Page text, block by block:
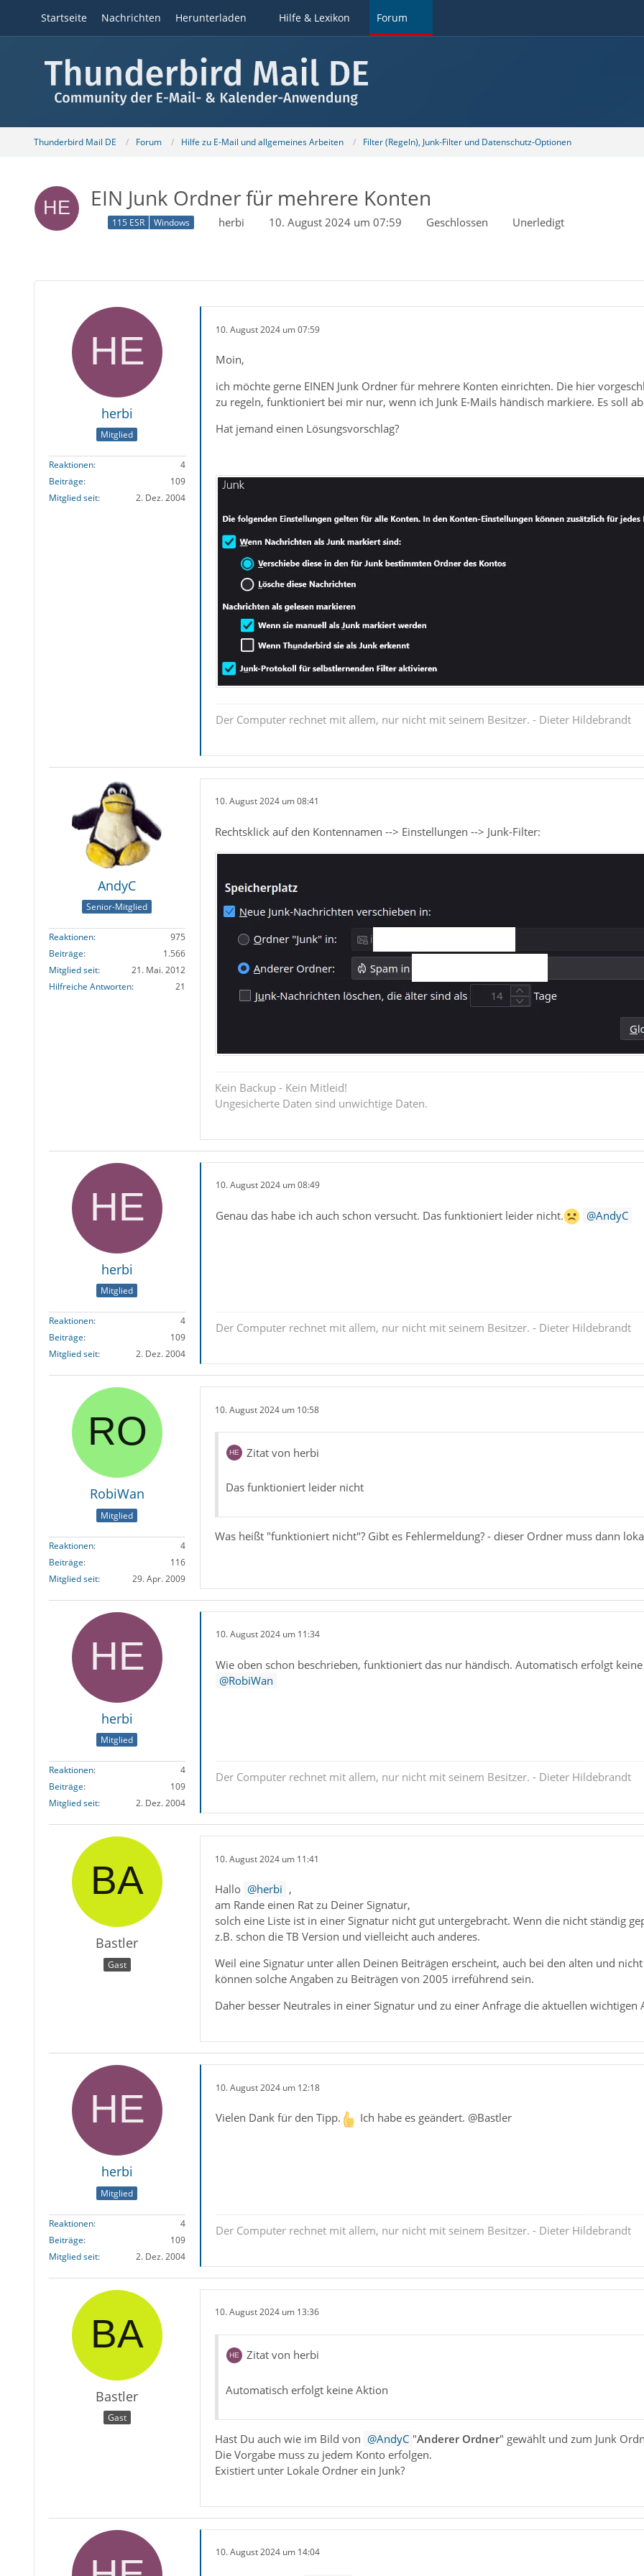
Startseite Nachrichten Herunterladen Hilfe & Lexikon Forum
Thunderbird Mail DE Forum Hilfe zu E-Mail und allgemeines Arbeiten Filter (Regeln), Junk-Filter und Datenschutz-Optionen
EIN Junk Ordner für mehrere Konten
115 ESR Windows herbi 10. August 2024 um 07:59 Geschlossen Unerledigt
herbi
Mitglied
Reaktionen
4
Beiträge
109
Mitglied seit
2. Dez. 2004
10. August 2024 um 07:59
Moin,
ich möchte gerne EINEN Junk Ordner für mehrere Konten einrichten. Die hier
zu regeln, funktioniert bei mir nur, wenn ich Junk E-Mails händisch markiere. Es soll
Hat jemand einen Lösungsvorschlag?
Der Computer rechnet mit allem, nur nicht mit seinem Besitzer. - Dieter Hildebrandt
AndyC
Senior-Mitglied
Reaktionen
975
Beiträge
1.566
Mitglied seit
21. Mai. 2012
Hilfreiche Antworten
21
10. August 2024 um 08:41
Rechtsklick auf den Kontennamen --> Einstellungen --> Junk-Filter:
Kein Backup - Kein Mitleid!
Ungesicherte Daten sind unwichtige Daten.
herbi
Mitglied
Reaktionen
4
Beiträge
109
Mitglied seit
2. Dez. 2004
10. August 2024 um 08:49
Genau das habe ich auch schon versucht. Das funktioniert leider nicht. AndyC
Der Computer rechnet mit allem, nur nicht mit seinem Besitzer. - Dieter Hildebrandt
RobiWan
Mitglied
Reaktionen
4
Beiträge
116
Mitglied seit
29. Apr. 2009
10. August 2024 um 10:58
Zitat von herbi
Das funktioniert leider nicht
Was heißt "funktioniert nicht"? Gibt es Fehlermeldung? - dieser Ordner muss dann
herbi
Mitglied
Reaktionen
4
Beiträge
109
Mitglied seit
2. Dez. 2004
10. August 2024 um 11:34
Wie oben schon beschrieben, funktioniert das nur händisch. Automatisch erfolgt
RobiWan
Der Computer rechnet mit allem, nur nicht mit seinem Besitzer. - Dieter Hildebrandt
Bastler
Gast
10. August 2024 um 11:41
Hallo herbi ,
am Rande einen Rat zu Deiner Signatur,
solch eine Liste ist in einer Signatur nicht gut untergebracht. Wenn die nicht ständig
z.B. schon die TB Version und vielleicht auch anderes.
Weil eine Signatur unter allen Deinen Beiträgen erscheint, auch bei den alten und
können solche Angaben zu Beiträgen von 2005 irreführend sein.
Daher besser Neutrales in einer Signatur und zu einer Anfrage die aktuellen wichtigen
herbi
Mitglied
Reaktionen
4
Beiträge
109
Mitglied seit
2. Dez. 2004
10. August 2024 um 12:18
Vielen Dank für den Tipp. Ich habe es geändert. @Bastler
Der Computer rechnet mit allem, nur nicht mit seinem Besitzer. - Dieter Hildebrandt
Bastler
Gast
10. August 2024 um 13:36
Zitat von herbi
Automatisch erfolgt keine Aktion
Hast Du auch wie im Bild von AndyC "Anderer Ordner" gewählt und zum Junk
Die Vorgabe muss zu jedem Konto erfolgen.
Existiert unter Lokale Ordner ein Junk?
10. August 2024 um 14:04